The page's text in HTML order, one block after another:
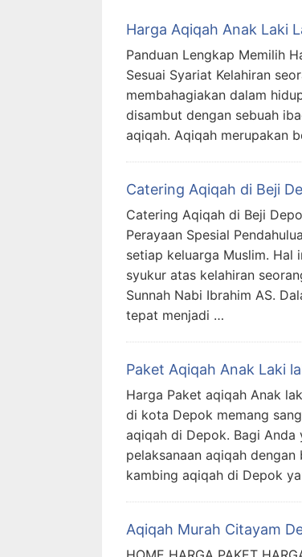
Harga Aqiqah Anak Laki
Panduan Lengkap Memilih
Sesuai Syariat Kelahiran
membahagiakan dalam
disambut dengan sebuah
aqiqah. Aqiqah merupakan
Catering Aqiqah di Beji
Catering Aqiqah di Beji
Perayaan Spesial
setiap keluarga Muslim. Hal
syukur atas kelahiran
Sunnah Nabi Ibrahim AS.
tepat menjadi …
Paket Aqiqah Anak Laki
Harga Paket aqiqah Anak
di kota Depok memang
aqiqah di Depok. Bagi Anda
pelaksanaan aqiqah
kambing aqiqah di Depok
Aqiqah Murah Citayam